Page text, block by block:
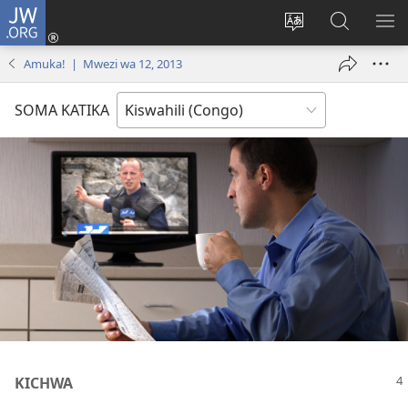
JW.ORG
Badili
adresi
Ingia
(opens
Tafuta
ku
JW.ORG
Amuka! | Mwezi wa 12, 2013
SOMA KATIKA
KICHWA